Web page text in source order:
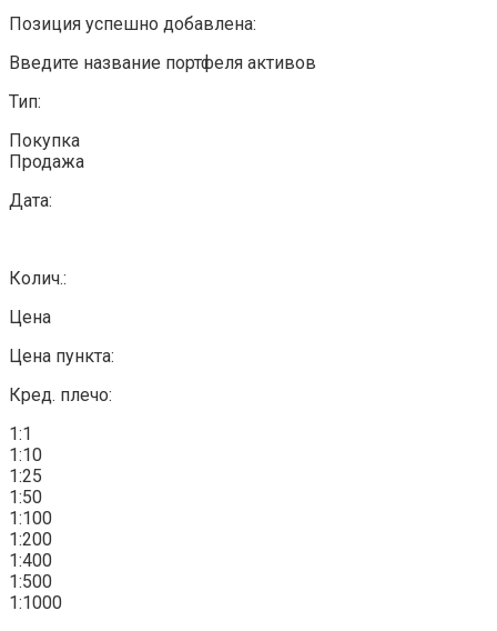
Позиция успешно добавлена:
Введите название портфеля активов
Тип:
Покупка
Продажа
Дата:
Колич.:
Цена
Цена пункта:
Кред. плечо:
1:1
1:10
1:25
1:50
1:100
1:200
1:400
1:500
1:1000